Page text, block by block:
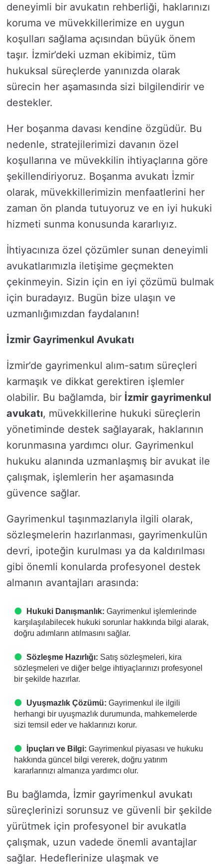
deneyimli bir avukatın rehberliği, haklarınızı
koruma ve müvekkillerimize en uygun
koşulları sağlama açısından büyük önem
taşır. İzmir’deki uzman ekibimiz, tüm
hukuksal süreçlerde yanınızda olarak
sürecin her aşamasında sizi bilgilendirir ve
destekler.
Her boşanma davası kendine özgüdür. Bu
nedenle, stratejilerimizi davanın özel
koşullarına ve müvekkilin ihtiyaçlarına göre
şekillendiriyoruz. Boşanma avukatı İzmir
olarak, müvekkillerimizin menfaatlerini her
zaman ön planda tutuyoruz ve en iyi hukuki
hizmeti sunma konusunda kararlıyız.
İhtiyacınıza özel çözümler sunan deneyimli
avukatlarımızla iletişime geçmekten
çekinmeyin. Sizin için en iyi çözümü bulmak
için buradayız. Bugün bize ulaşın ve
uzmanlığımızdan faydalanın!
İzmir Gayrimenkul Avukatı
İzmir’de gayrimenkul alım-satım süreçleri
karmaşık ve dikkat gerektiren işlemler
olabilir. Bu bağlamda, bir İzmir gayrimenkul
avukatı, müvekkillerine hukuki süreçlerin
yönetiminde destek sağlayarak, haklarının
korunmasına yardımcı olur. Gayrimenkul
hukuku alanında uzmanlaşmış bir avukat ile
çalışmak, işlemlerin her aşamasında
güvence sağlar.
Gayrimenkul taşınmazlarıyla ilgili olarak,
sözleşmelerin hazırlanması, gayrimenkulün
devri, ipoteğin kurulması ya da kaldırılması
gibi önemli konularda profesyonel destek
almanın avantajları arasında:
Hukuki Danışmanlık: Gayrimenkul işlemlerinde
karşılaşılabilecek hukuki sorunlar hakkında bilgi alarak,
doğru adımların atılmasını sağlar.
Sözleşme Hazırlığı: Satış sözleşmeleri, kira
sözleşmeleri ve diğer belge ihtiyaçlarınızı profesyonel
bir şekilde hazırlar.
Uyuşmazlık Çözümü: Gayrimenkul ile ilgili
herhangi bir uyuşmazlık durumunda, mahkemelerde
sizi temsil eder ve haklarınızı korur.
İpuçları ve Bilgi: Gayrimenkul piyasası ve hukuku
hakkında güncel bilgi vererek, doğru yatırım
kararlarınızı almanıza yardımcı olur.
Bu bağlamda, İzmir gayrimenkul avukatı
süreçlerinizi sorunsuz ve güvenli bir şekilde
yürütmek için profesyonel bir avukatla
çalışmak, uzun vadede önemli avantajlar
sağlar. Hedeflerinize ulaşmak ve